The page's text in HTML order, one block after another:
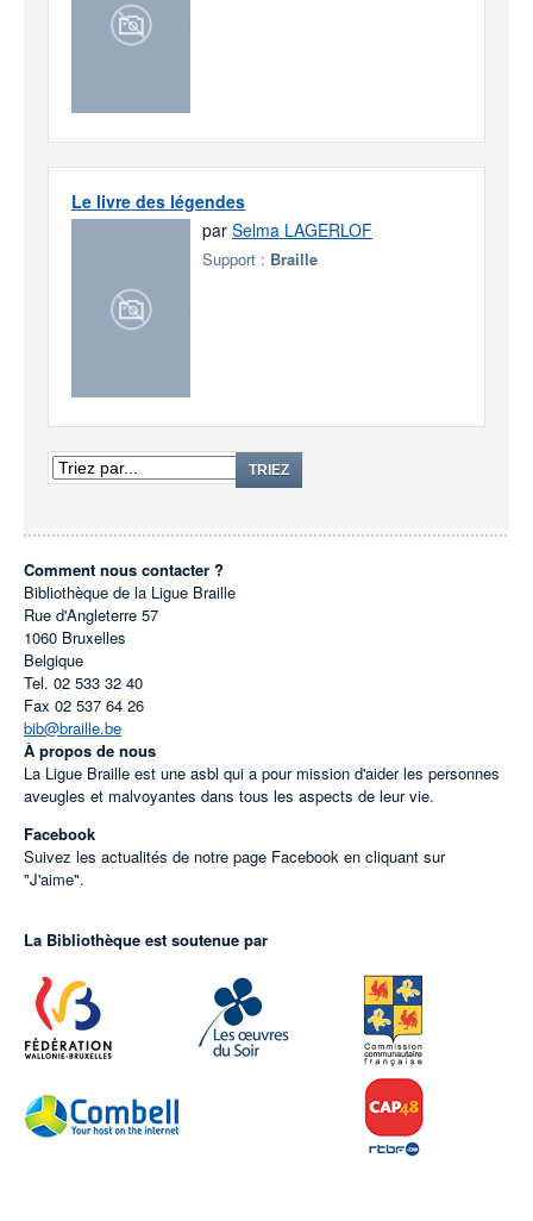
Le livre des légendes
par Selma LAGERLOF
Support : Braille
TRIEZ
Comment nous contacter ?
Bibliothèque de la Ligue Braille
Rue d'Angleterre 57
1060 Bruxelles
Belgique
Tel. 02 533 32 40
Fax 02 537 64 26
bib@braille.be
À propos de nous
La Ligue Braille est une asbl qui a pour mission d'aider les personnes
aveugles et malvoyantes dans tous les aspects de leur vie.
Facebook
Suivez les actualités de notre page Facebook en cliquant sur
"J'aime".
La Bibliothèque est soutenue par